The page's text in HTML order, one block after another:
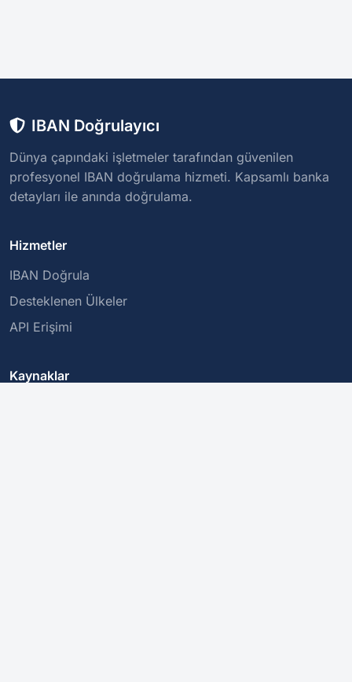
IBAN Doğrulayıcı
Dünya çapındaki işletmeler tarafından güvenilen
profesyonel IBAN doğrulama hizmeti. Kapsamlı banka
detayları ile anında doğrulama.
Hizmetler
IBAN Doğrula
Desteklenen Ülkeler
API Erişimi
Kaynaklar